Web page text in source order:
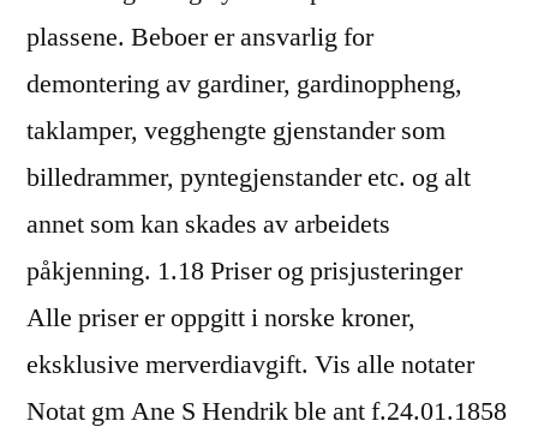
plassene. Beboer er ansvarlig for
demontering av gardiner, gardinoppheng,
taklamper, vegghengte gjenstander som
billedrammer, pyntegjenstander etc. og alt
annet som kan skades av arbeidets
påkjenning. 1.18 Priser og prisjusteringer
Alle priser er oppgitt i norske kroner,
eksklusive merverdiavgift. Vis alle notater
Notat gm Ane S Hendrik ble ant f.24.01.1858